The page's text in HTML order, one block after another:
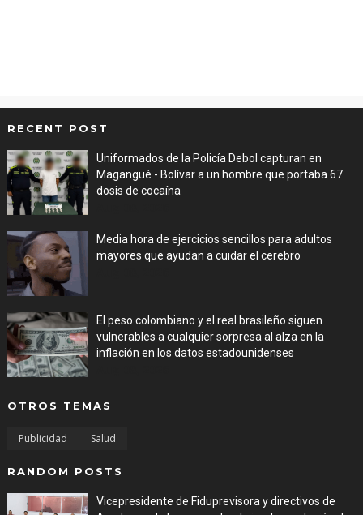
RECENT POST
Uniformados de la Policía Debol capturan en
Magangué - Bolívar a un hombre que portaba 67
dosis de cocaína
Media hora de ejercicios sencillos para adultos
mayores que ayudan a cuidar el cerebro
El peso colombiano y el real brasileño siguen
vulnerables a cualquier sorpresa al alza en la
inflación en los datos estadounidenses
OTROS TEMAS
Publicidad Salud
RANDOM POSTS
Vicepresidente de Fiduprevisora y directivos de